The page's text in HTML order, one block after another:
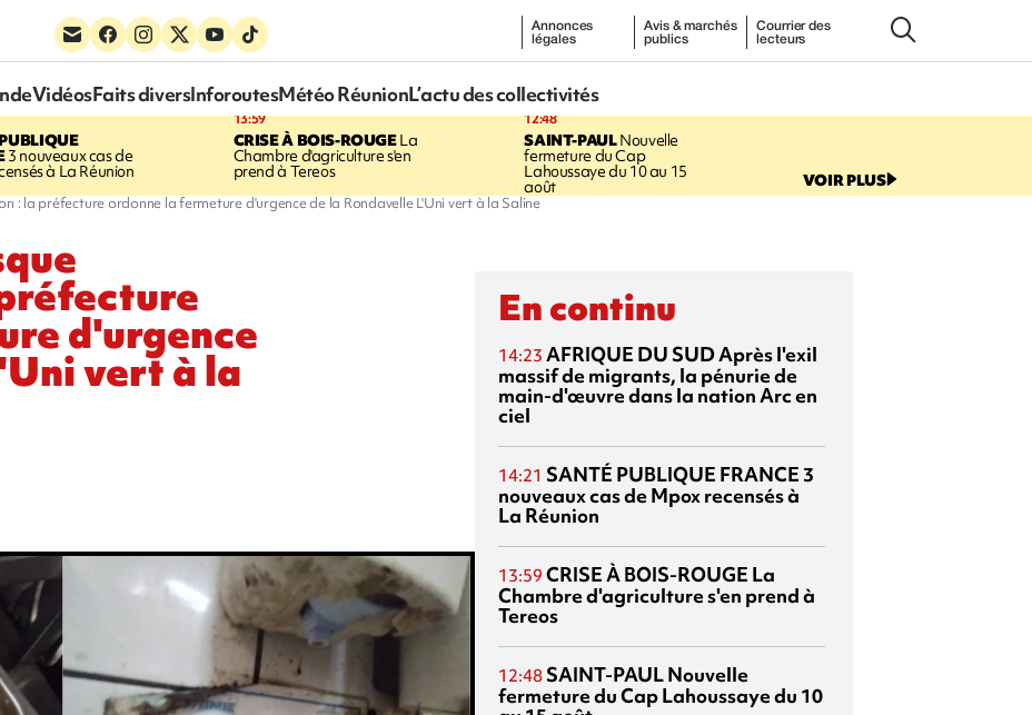
Annonces
légales
Avis & marchés
publics
Courrier des
lecteurs
VidéosFaits diversInforoutesMétéo RéunionL’actu des collectivités
3 nouveaux cas de
à La Réunion
13:59
CRISE À BOIS-ROUGELa
Chambre d'agriculture s'en
prend à Tereos
12:48
SAINT-PAULNouvelle
fermeture du Cap
Lahoussaye du 10 au 15
août VOIR PLUS
: la préfecture ordonne la fermeture d'urgence de la Rondavelle L'Uni vert à la Saline
d'urgence
vert à la
En continu
14:23 AFRIQUE DU SUDAprès l'exil
massif de migrants, la pénurie de
main-d'œuvre dans la nation Arc en
ciel
14:21 SANTÉ PUBLIQUE FRANCE 3
nouveaux cas de Mpox recensés à
La Réunion
13:59 CRISE À BOIS-ROUGE La
Chambre d'agriculture s'en prend à
Tereos
12:48 SAINT-PAULNouvelle
fermeture du Cap Lahoussaye du 10